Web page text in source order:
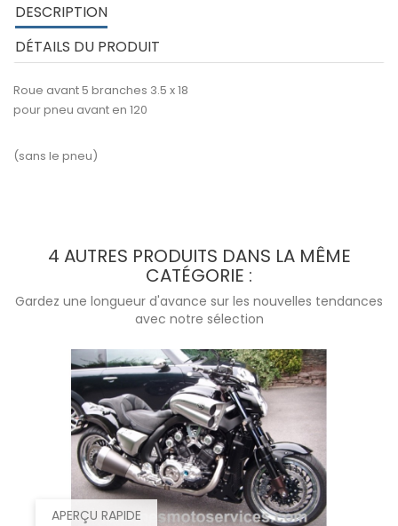
DESCRIPTION
DÉTAILS DU PRODUIT
Roue avant 5 branches 3.5 x 18
pour pneu avant en 120
(sans le pneu)
4 AUTRES PRODUITS DANS LA MÊME
CATÉGORIE :
Gardez une longueur d'avance sur les nouvelles tendances
avec notre sélection
APERÇU RAPIDE